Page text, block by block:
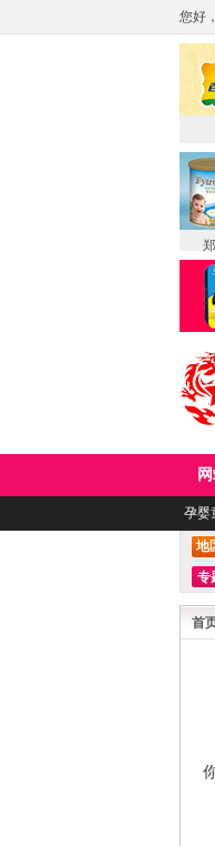
您好
孕婴
地
专
不
首